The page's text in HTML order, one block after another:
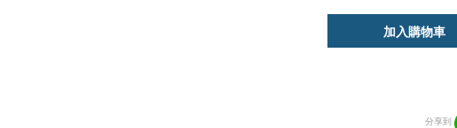
加入購物車
分享到